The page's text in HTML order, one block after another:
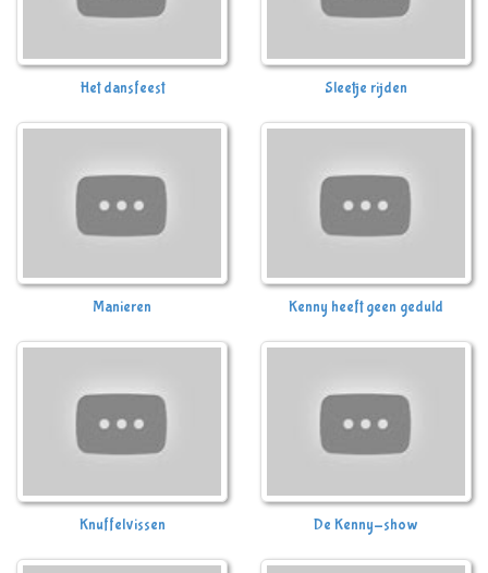
Het dansfeest Sleetje rijden
Manieren Kenny heeft geen geduld
Knuffelvissen De Kenny-show